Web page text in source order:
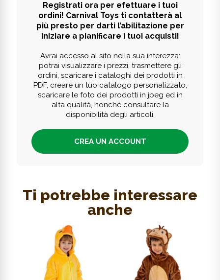
Registrati ora per efettuare i tuoi
ordini! Carnival Toys ti contatterà al
più presto per darti l’abilitazione per
iniziare a pianificare i tuoi acquisti!
Avrai accesso al sito nella sua interezza:
potrai visualizzare i prezzi, trasmettere gli
ordini, scaricare i cataloghi dei prodotti in
PDF, creare un tuo catalogo personalizzato,
scaricare le foto dei prodotti in jpeg ed in
alta qualità, nonchè consultare la
disponibilità degli articoli.
CREA UN ACCOUNT
Ti potrebbe interessare
anche